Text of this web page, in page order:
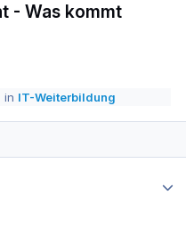
- Was kommt
in IT-Weiterbildung